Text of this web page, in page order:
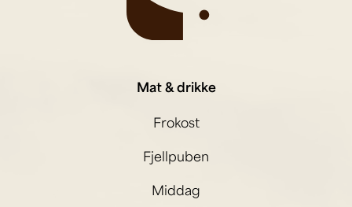
Mat & drikke
Frokost
Fjellpuben
Middag